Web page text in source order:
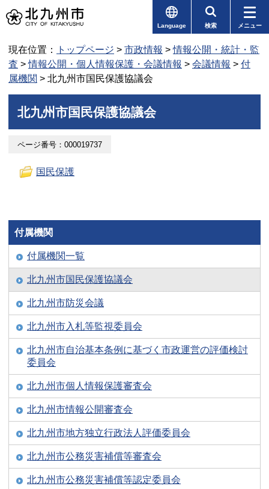
Language 検索 メニュー
現在位置： トップページ > 市政情報 >情報公開・統計・監
査 >情報公開・個人情報保護・会議情報 > 会議情報 > 付
属機関 > 北九州市国民保護協議会
北九州市国民保護協議会
ページ番号：000019737
国民保護
付属機関
付属機関一覧
北九州市国民保護協議会
北九州市防災会議
北九州市入札等監視委員会
北九州市自治基本条例に基づく市政運営の評価検討
委員会
北九州市個人情報保護審査会
北九州市情報公開審査会
北九州市地方独立行政法人評価委員会
北九州市公務災害補償等審査会
北九州市公務災害補償等認定委員会